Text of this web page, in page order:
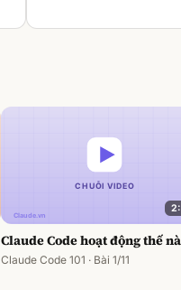
Claude Code hoạt động thế
Claude Code 101 · Bài 1/11